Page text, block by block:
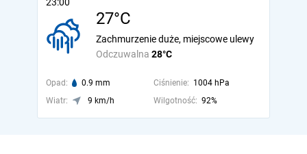
27°C
Odczuwalna 28°C
Zachmurzenie duże, miejscowe ulewy
Opad: 0.9 mm Ciśnienie: 1004 hPa
Wiatr:
9 km/h Wilgotność: 92%